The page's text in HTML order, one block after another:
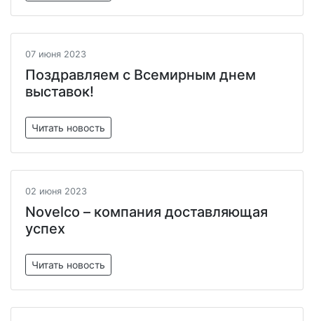
07 июня 2023
Поздравляем с Всемирным днем
выставок!
Читать новость
02 июня 2023
Novelco – компания доставляющая
успех
Читать новость